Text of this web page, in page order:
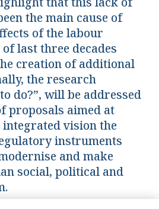
the main cause of
of the labour
last three decades
creation of additional
the research
do?”, will be addressed
proposals aimed at
vision the
instruments
and make
social, political and